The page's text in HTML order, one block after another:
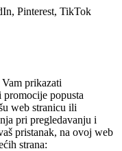
Pinterest, TikTok
prikazati
promocije popusta
web stranicu ili
pri pregledavanju i
pristanak, na ovoj web
strana: